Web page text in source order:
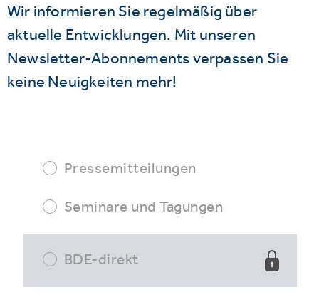
Wir informieren Sie regelmäßig über
aktuelle Entwicklungen. Mit unseren
Newsletter-Abonnements verpassen Sie
keine Neuigkeiten mehr!
Pressemitteilungen
Seminare und Tagungen
BDE-direkt